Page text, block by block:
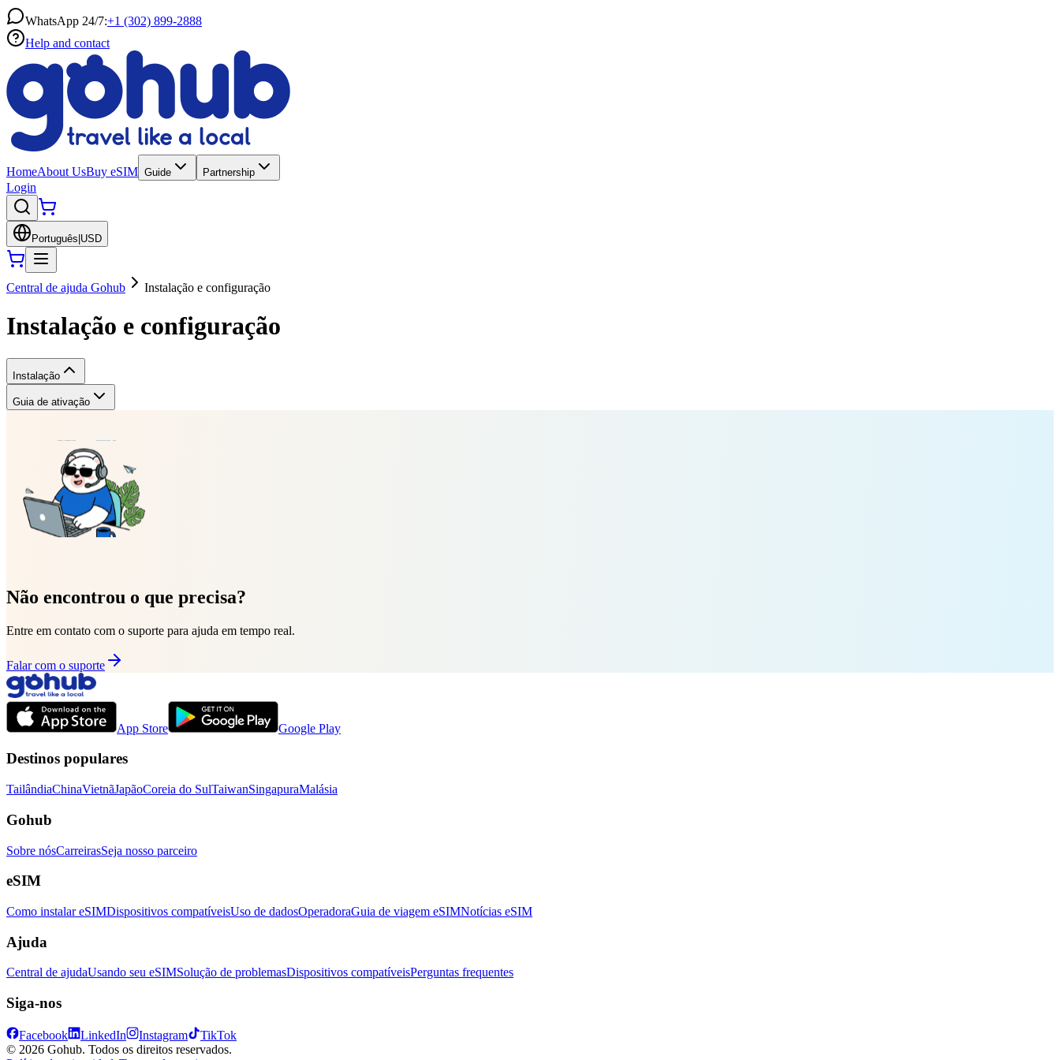
WhatsApp 24/7:+1 (302) 899-2888
Help and contact
HomeAbout UsBuy eSIM Guide Partnership
Login
Português USD
Central de ajuda Gohub Instalação e configuração
Instalação e configuração
Instalação
Guia de ativação
Não encontrou o que precisa?
Entre em contato com o suporte para ajuda em tempo real.
Falar com o suporte
App Store Google Play
Destinos populares
TailândiaChinaVietnãJapãoCoreia do SulTaiwanSingapuraMalásia
Gohub
Sobre nósCarreirasSeja nosso parceiro
eSIM
Como instalar eSIMDispositivos compatíveisUso de dadosOperadoraGuia de viagem eSIMNotícias eSIM
Ajuda
Central de ajudaUsando seu eSIMSolução de problemasDispositivos compatíveisPerguntas frequentes
Siga-nos
Facebook LinkedIn Instagram
TikTok
© 2026 Gohub. Todos os direitos reservados.